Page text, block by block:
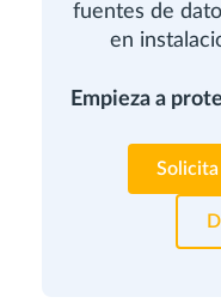
fuentes de
en
Empieza a